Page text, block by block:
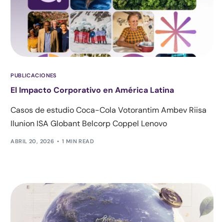
PUBLICACIONES
El Impacto Corporativo en América Latina
Casos de estudio Coca-Cola Votorantim Ambev Riisa
Ilunion ISA Globant Belcorp Coppel Lenovo
ABRIL 20, 2026 1 MIN READ